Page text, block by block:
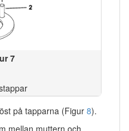
7
på tapparna (Figur 8).